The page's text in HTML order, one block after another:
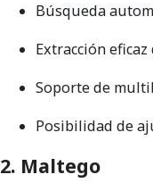
Búsqueda
Extracción
Soporte de
Posibilidad de
2. Maltego